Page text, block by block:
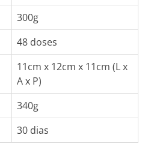
300g
48 doses
11cm x 12cm x 11cm (L x
A x P)
340g
30 dias